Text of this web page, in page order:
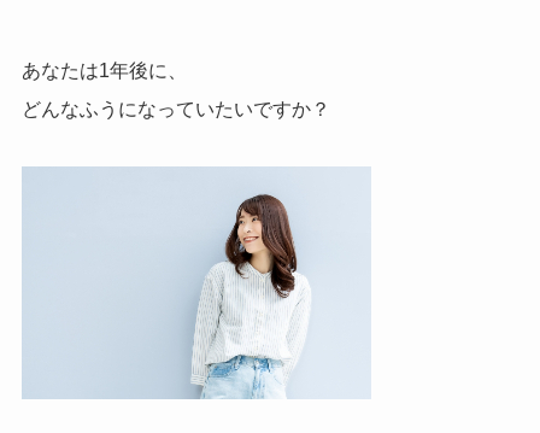
あなたは1年後に、
どんなふうになっていたいですか？